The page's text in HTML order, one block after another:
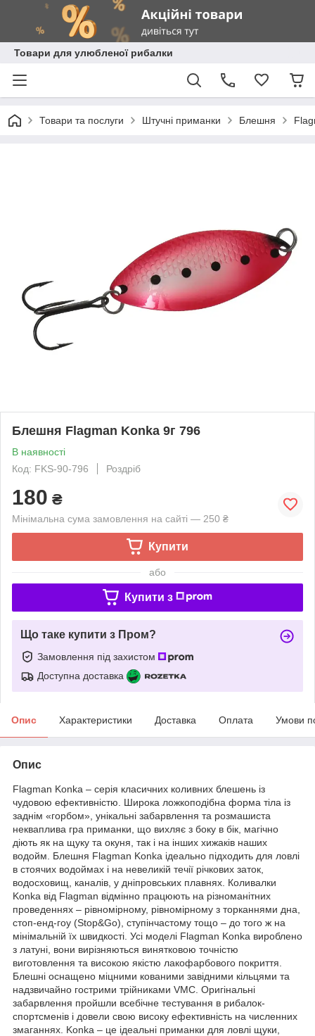
Товари для улюбленої рибалки
Товари та послуги Штучні приманки Блешня
Блешня Flagman Konka 9г 796
В наявності
Код: FKS-90-796
Роздріб
180 ₴
Мінімальна сума замовлення на сайті — 250 ₴
Купити
або
Купити з
Що таке купити з Пром?
Замовлення під захистом
Доступна доставка
Опис Характеристики Доставка Оплата Умови
Опис
Flagman Konka – серія класичних коливних блешень із
чудовою ефективністю. Широка ложкоподібна форма тіла із
заднім «горбом», унікальні забарвлення та розмашиста
некваплива гра приманки, що вихляє з боку в бік, магічно
діють як на щуку та окуня, так і на інших хижаків наших
водойм. Блешня Flagman Konka ідеально підходить для ловлі
в стоячих водоймах і на невеликій течії річкових заток,
водосховищ, каналів, у дніпровських плавнях. Коливалки
Konka від Flagman відмінно працюють на різноманітних
проведеннях – рівномірному, рівномірному з торканнями дна,
стоп-енд-гоу (Stop&Go), ступінчастому тощо – до того ж на
мінімальній їх швидкості. Усі моделі Flagman Konka вироблено
з латуні, вони вирізняються винятковою точністю
виготовлення та високою якістю лакофарбового покриття.
Блешні оснащено міцними кованими завідними кільцями та
надзвичайно гострими трійниками VMC. Оригінальні
забарвлення пройшли всебічне тестування в рибалок-
спортсменів і довели свою високу ефективність на численних
змаганнях. Konka – це ідеальні приманки для ловлі щуки,